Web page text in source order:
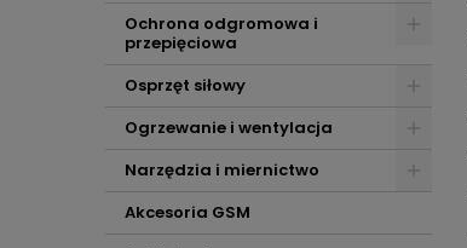
Ochrona odgromowa i
przepięciowa
Osprzęt siłowy
Ogrzewanie i wentylacja
Narzędzia i miernictwo
Akcesoria GSM